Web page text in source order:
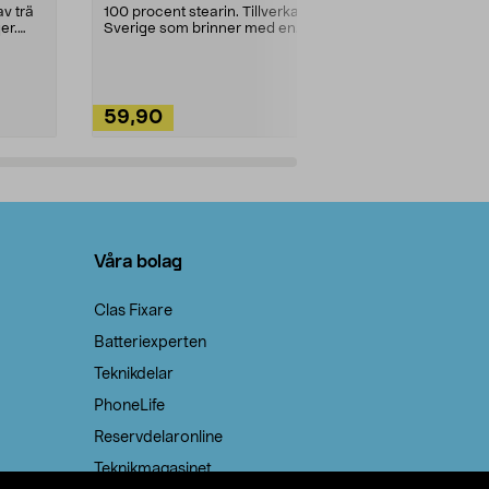
trä
100 procent stearin. Tillverkade i
Sverige som brinner med en
59,90
Våra bolag
Clas Fixare
Batteriexperten
Teknikdelar
PhoneLife
Reservdelaronline
Teknikmagasinet